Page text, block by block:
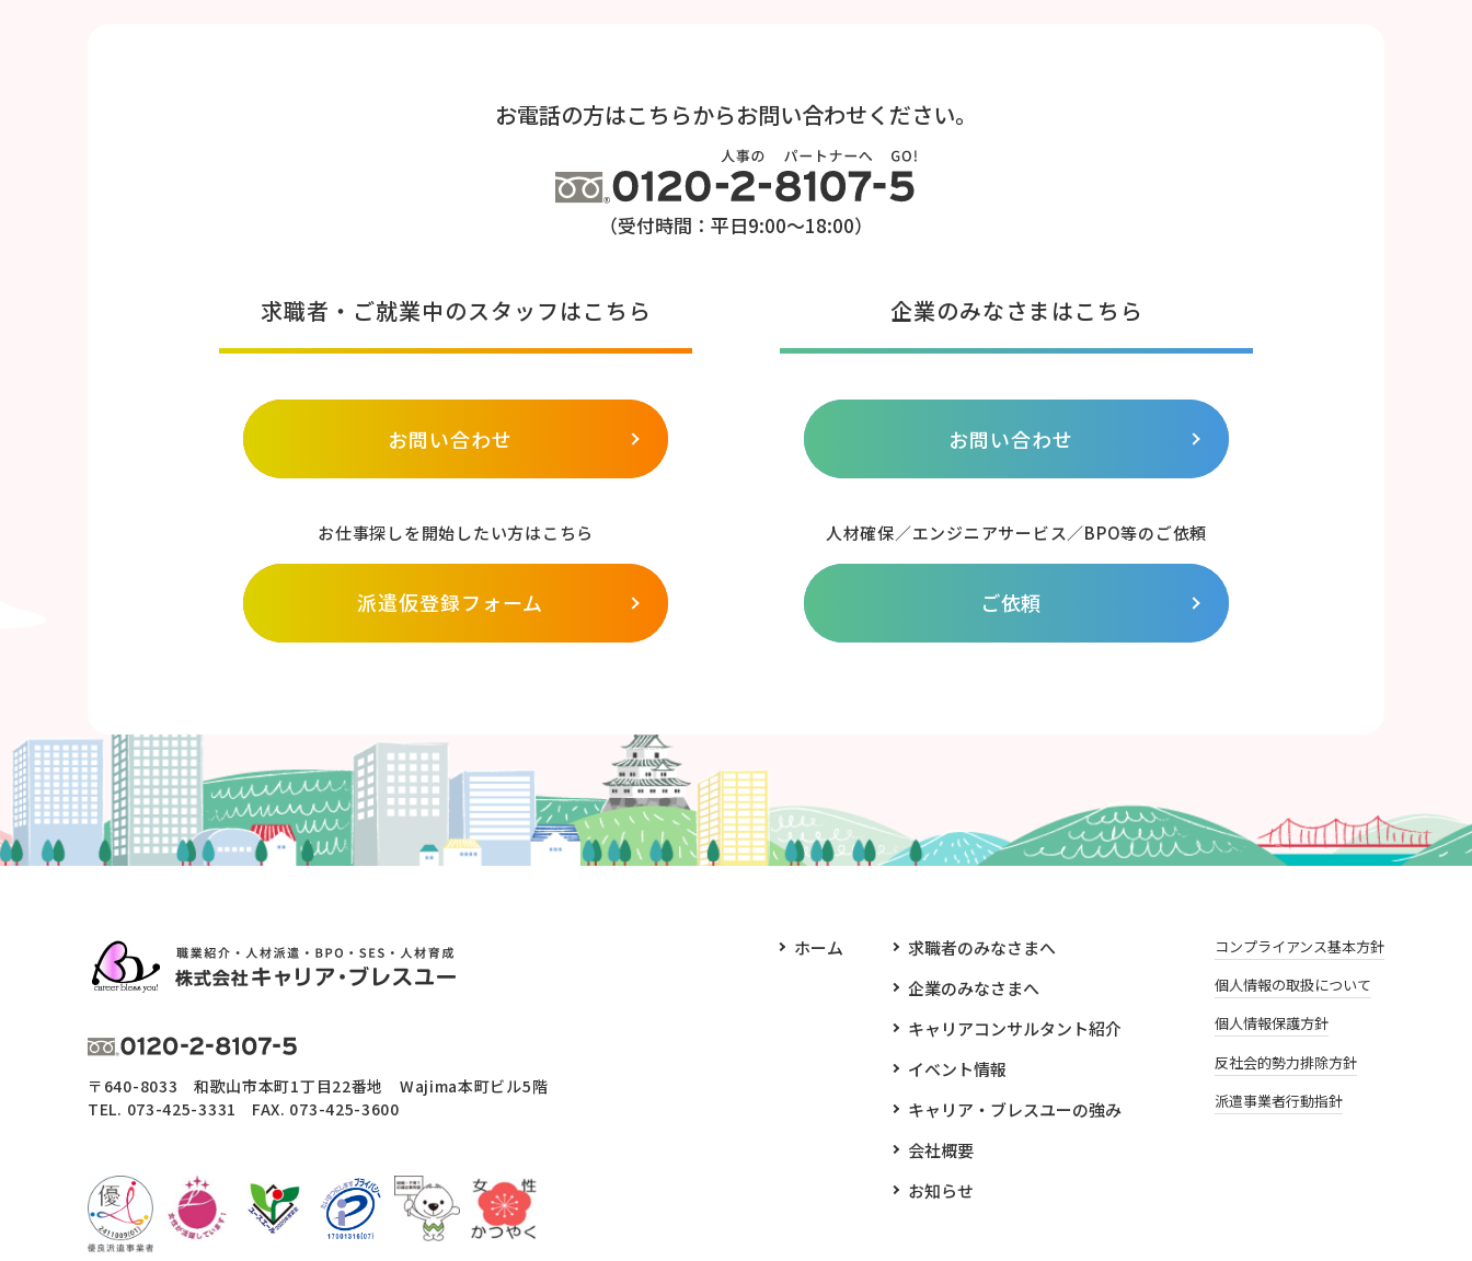
お電話の方はこちらからお問い合わせください。
（受付時間：平日9:00～18:00）
求職者・ご就業中のスタッフはこちら
お問い合わせ
お仕事探しを開始したい方はこちら
派遣仮登録フォーム
企業のみなさまはこちら
お問い合わせ
人材確保／エンジニアサービス／BPO等のご依頼
ご依頼
〒640-8033 和歌山市本町1丁目22番地 Wajima本町ビル5階
TEL. 073-425-3331 FAX. 073-425-3600
ホーム
求職者のみなさまへ
企業のみなさまへ
キャリアコンサルタント紹介
イベント情報
キャリア・ブレスユーの強み
会社概要
お知らせ
コンプライアンス基本方針
個人情報の取扱について
個人情報保護方針
反社会的勢力排除方針
派遣事業者行動指針